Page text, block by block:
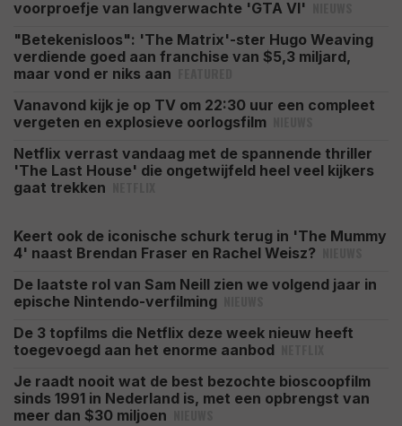
voorproefje van langverwachte 'GTA VI'
"Betekenisloos": 'The Matrix'-ster Hugo Weaving
verdiende goed aan franchise van $5,3 miljard,
maar vond er niks aan
Vanavond kijk je op TV om 22:30 uur een compleet
vergeten en explosieve oorlogsfilm
Netflix verrast vandaag met de spannende thriller
'The Last House' die ongetwijfeld heel veel kijkers
gaat trekken
Keert ook de iconische schurk terug in 'The Mummy
4' naast Brendan Fraser en Rachel Weisz?
De laatste rol van Sam Neill zien we volgend jaar in
epische Nintendo-verfilming
De 3 topfilms die Netflix deze week nieuw heeft
toegevoegd aan het enorme aanbod
Je raadt nooit wat de best bezochte bioscoopfilm
sinds 1991 in Nederland is, met een opbrengst van
meer dan $30 miljoen